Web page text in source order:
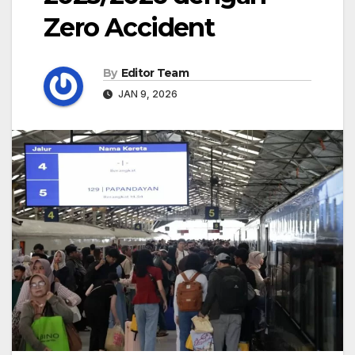
Zero Accident
By Editor Team
JAN 9, 2026